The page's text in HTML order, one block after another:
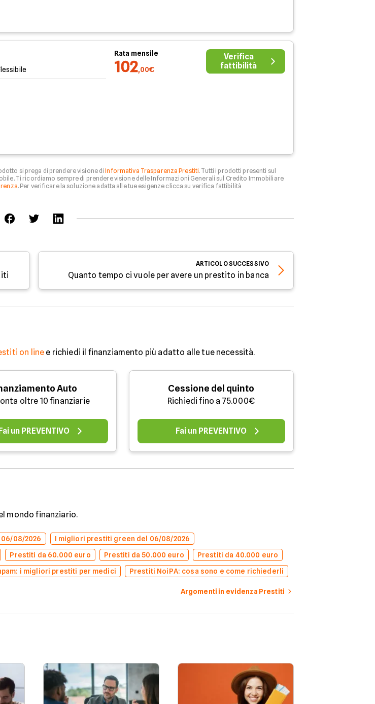
Rata mensile
102,00€
Verifica
fattibilità
si prega di prendere visione diInformativa Trasparenza Prestiti. Tutti i prodotti presenti sul
Ti ricordiamo sempre di prendere visione delle Informazioni Generali sul Credito Immobiliare
. Per verificare la soluzione adatta alle tue esigenze clicca su verifica fattibilità
ARTICOLOSUCCESSIVO
Quanto tempo ci vuole per avere un prestito in banca
on line e richiedi il finanziamento più adatto alle tue necessità.
Auto
oltre 10 finanziarie
un PREVENTIVO
Cessione del quinto
Richiedi fino a 75.000€
Fai un PREVENTIVO
mondo finanziario.
08/2026
I migliori prestiti green del 06/08/2026
Prestiti da 60.000 euro Prestiti da 50.000 euro
Prestiti da 40.000 euro
i migliori prestiti per medici Prestiti NoiPA: cosa sono e come richiederli
Argomenti in evidenza Prestiti